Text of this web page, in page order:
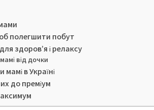
полегшити побут
здоров’я і релаксу
від дочки
в Україні
до преміум